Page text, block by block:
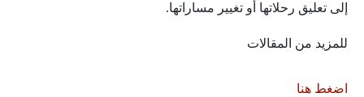
إلى تعليق رحلاتها أو تغيير مساراتها.
للمزيد من المقالات
اضغط هنا